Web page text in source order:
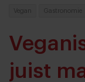
Vegan Gastronomie
juist